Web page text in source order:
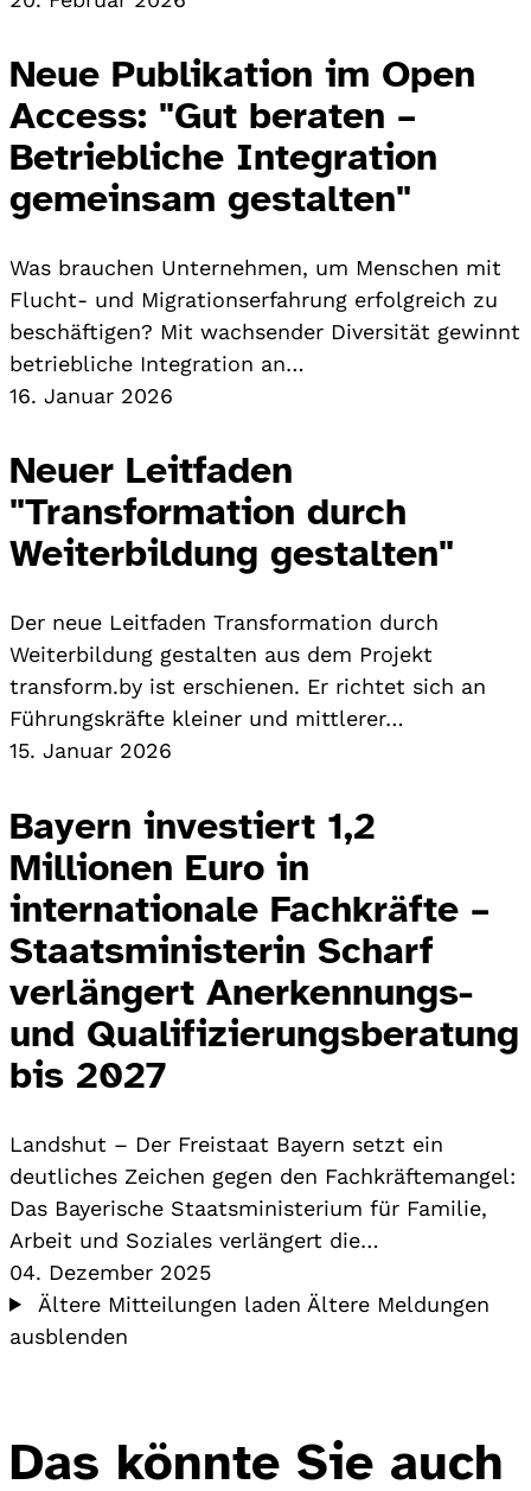
Neue Publikation im Open
Access: "Gut beraten –
Betriebliche Integration
gemeinsam gestalten"
Was brauchen Unternehmen, um Menschen mit
Flucht- und Migrationserfahrung erfolgreich zu
beschäftigen? Mit wachsender Diversität gewinnt
betriebliche Integration an…
16. Januar 2026
Neuer Leitfaden
"Transformation durch
Weiterbildung gestalten"
Der neue Leitfaden Transformation durch
Weiterbildung gestalten aus dem Projekt
transform.by ist erschienen. Er richtet sich an
Führungskräfte kleiner und mittlerer…
15. Januar 2026
Bayern investiert 1,2
Millionen Euro in
internationale Fachkräfte –
Staatsministerin Scharf
verlängert Anerkennungs-
und Qualifizierungsberatung
bis 2027
Landshut – Der Freistaat Bayern setzt ein
deutliches Zeichen gegen den Fachkräftemangel:
Das Bayerische Staatsministerium für Familie,
Arbeit und Soziales verlängert die…
04. Dezember 2025
Ältere Mitteilungen laden Ältere Meldungen
ausblenden
Das könnte Sie auch